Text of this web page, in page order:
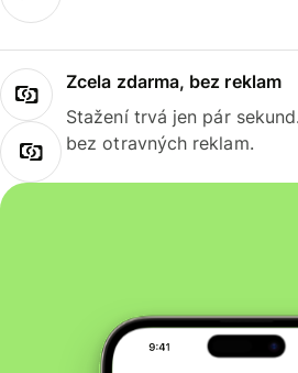
Zcela zdarma, bez reklam
Stažení trvá jen pár
bez otravných reklam.